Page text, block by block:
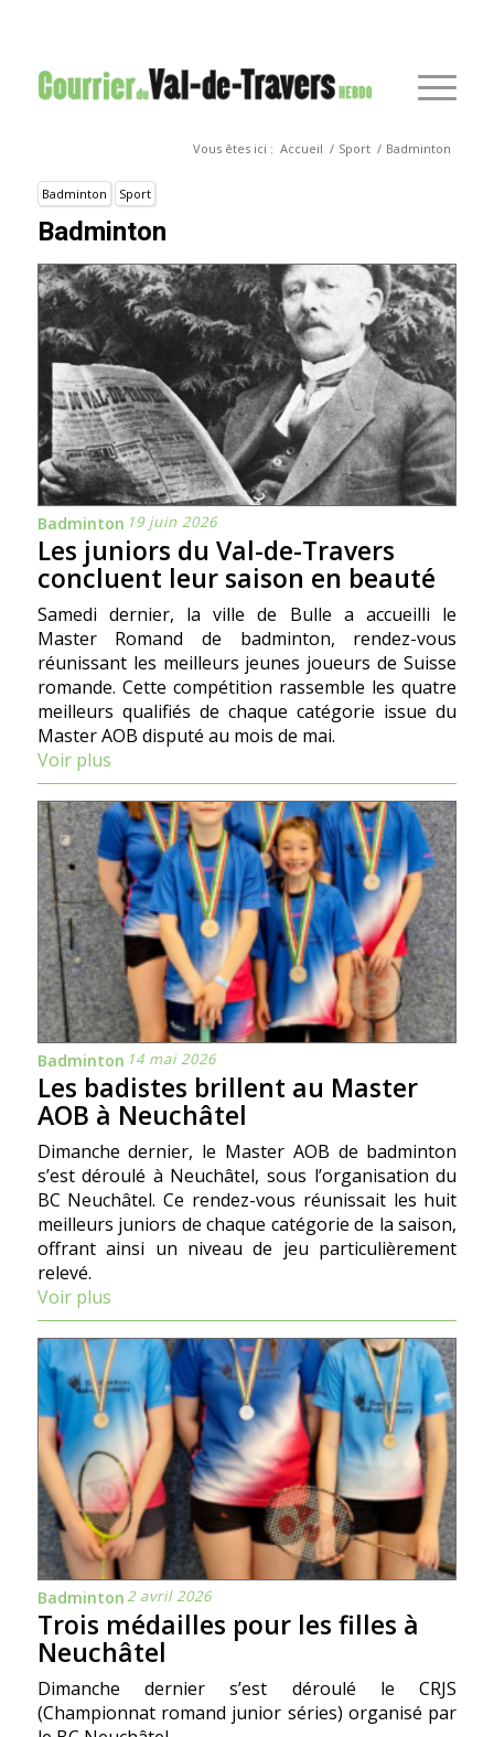
Vous êtes ici : Accueil / Sport / Badminton
Badminton Sport
Badminton
Badminton 19 juin 2026
Les juniors du Val-de-Travers
concluent leur saison en beauté
Samedi dernier, la ville de Bulle a accueilli le
Master Romand de badminton, rendez-vous
réunissant les meilleurs jeunes joueurs de Suisse
romande. Cette compétition rassemble les quatre
meilleurs qualifiés de chaque catégorie issue du
Master AOB disputé au mois de mai.
Voir plus
Badminton 14 mai 2026
Les badistes brillent au Master
AOB à Neuchâtel
Dimanche dernier, le Master AOB de badminton
s’est déroulé à Neuchâtel, sous l’organisation du
BC Neuchâtel. Ce rendez-vous réunissait les huit
meilleurs juniors de chaque catégorie de la saison,
offrant ainsi un niveau de jeu particulièrement
relevé.
Voir plus
Badminton2 avril 2026
Trois médailles pour les filles à
Neuchâtel
Dimanche dernier s’est déroulé le CRJS
(Championnat romand junior séries) organisé par